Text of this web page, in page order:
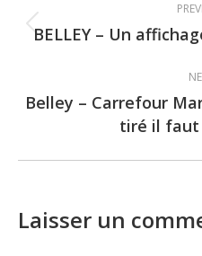
navigation
BELLEY – Un
Belley – Carrefour
tiré il faut
Laisser un